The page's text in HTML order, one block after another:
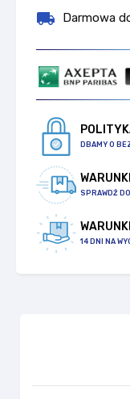
local_shipping Darmowa
DBAMY O
SPRAWDŹ
14 DNI NA